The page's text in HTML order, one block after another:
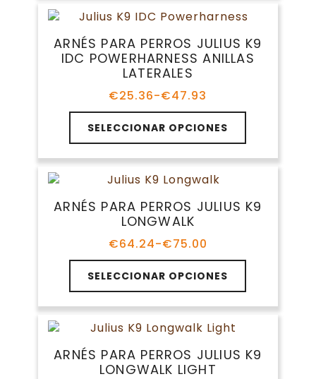
de
producto
hasta
€52.34
variantes.
Las
opciones
se
en
página
de
producto
ARNÉS PARA PERROS JULIUS K9
IDC POWERHARNESS ANILLAS
LATERALES
€25.36-€47.93
Rango
de
precios:
desde
€25.36
hasta
€47.93
SELECCIONAR OPCIONES
Este
producto
tiene
múltiples
variantes.
Las
opciones
pueden
elegir
la
página
producto
ARNÉS PARA PERROS JULIUS K9
LONGWALK
€64.24-€75.00
Rango
de
precios:
desde
€64.24
hasta
€75.00
SELECCIONAR OPCIONES
Este
producto
tiene
múltiples
variantes.
Las
opciones
ARNÉS PARA PERROS JULIUS K9
LONGWALK LIGHT